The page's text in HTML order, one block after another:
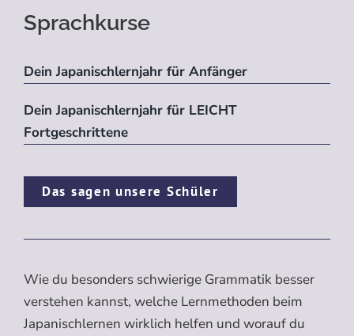
Sprachkurse
Dein Japanischlernjahr für Anfänger
Dein Japanischlernjahr für LEICHT
Fortgeschrittene
Das sagen unsere Schüler
Wie du besonders schwierige Grammatik besser
verstehen kannst, welche Lernmethoden beim
Japanischlernen wirklich helfen und worauf du